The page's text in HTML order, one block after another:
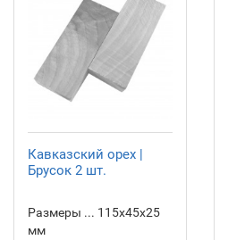
Кавказский орех |
Брусок 2 шт.
Размеры ... 115х45х25
мм